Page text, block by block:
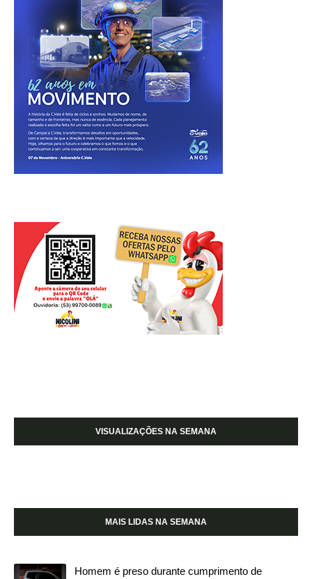
VISUALIZAÇÕES NA SEMANA
MAIS LIDAS NA SEMANA
Homem é preso durante cumprimento de